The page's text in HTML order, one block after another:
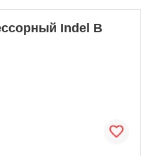
Indel B